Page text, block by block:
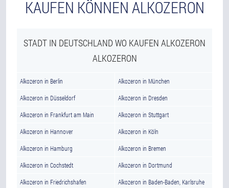
KAUFEN KÖNNEN ALKOZERON
STADT IN DEUTSCHLAND WO KAUFEN ALKOZERON
ALKOZERON
Alkozeron in Berlin Alkozeron in München
Alkozeron in Düsseldorf Alkozeron in Dresden
Alkozeron in Frankfurt am Main Alkozeron in Stuttgart
Alkozeron in Hannover Alkozeron in Köln
Alkozeron in Hamburg Alkozeron in Bremen
Alkozeron in Cochstedt Alkozeron in Dortmund
Alkozeron in Friedrichshafen Alkozeron in Baden-Baden, Karlsruhe